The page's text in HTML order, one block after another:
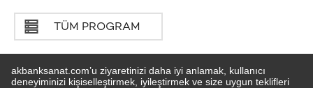
TÜM PROGRAM